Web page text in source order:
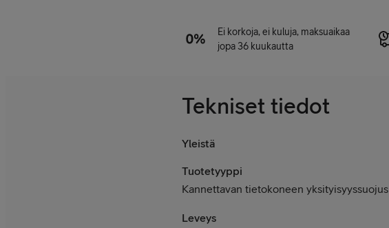
Ei korkoja, ei kuluja, maksuaikaa
jopa 36 kuukautta
Tekniset tiedot
Yleistä
Tuotetyyppi
Kannettavan tietokoneen yksityisyyssuojus
Leveys